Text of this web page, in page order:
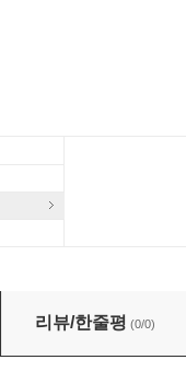
프렌치) - Dreamland
리뷰/한줄평 (0/0)